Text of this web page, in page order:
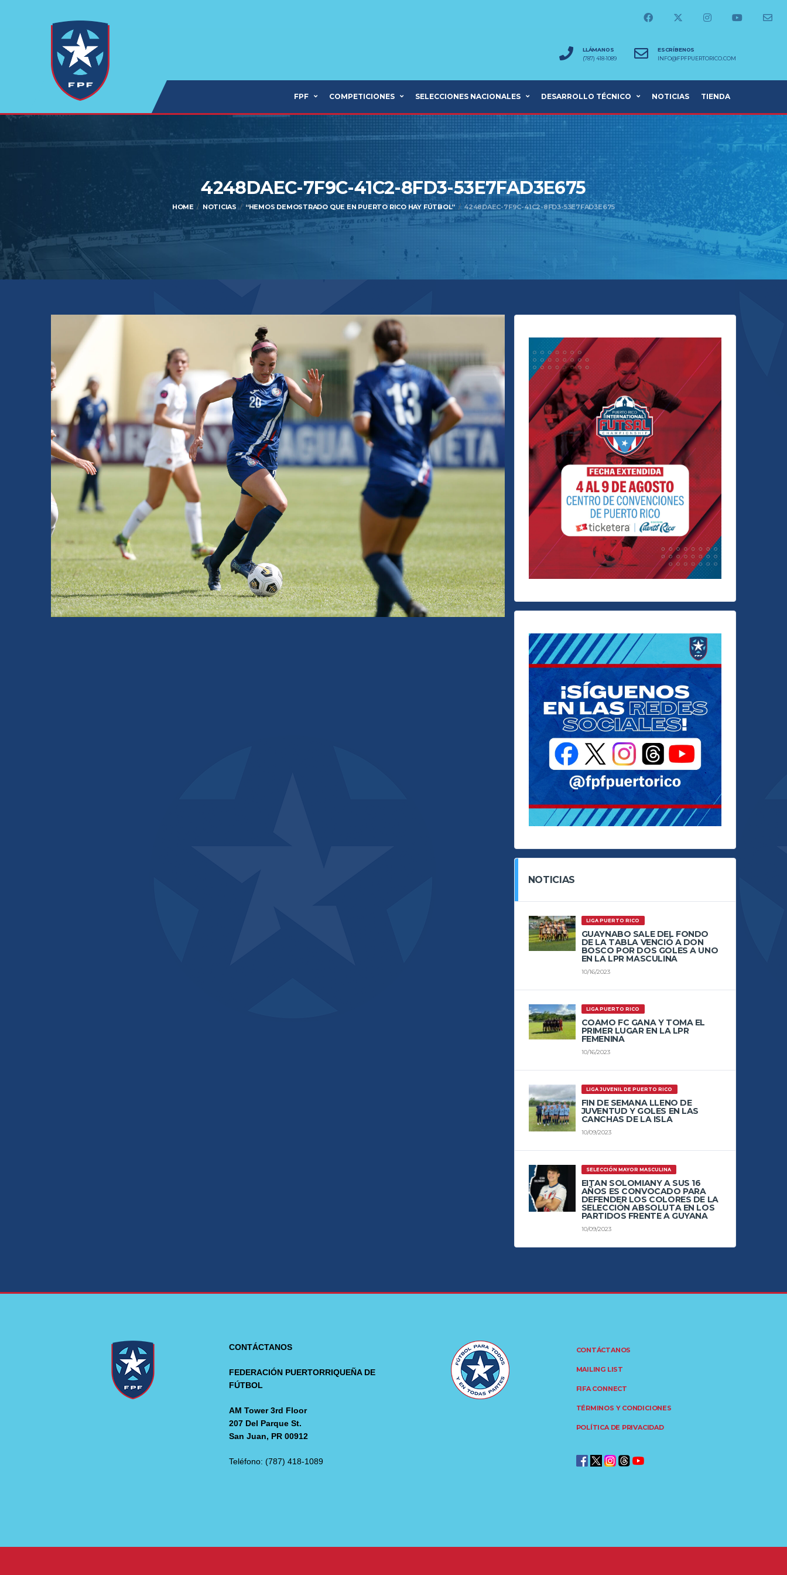
LLÁMANOS
(787) 418-1089
ESCRÍBENOS
INFO@FPFPUERTORICO.COM
FPF COMPETICIONES SELECCIONES NACIONALES DESARROLLO TÉCNICO NOTICIAS TIENDA
4248DAEC-7F9C-41C2-8FD3-53E7FAD3E675
HOME NOTICIAS “HEMOS DEMOSTRADO QUE EN PUERTO RICO HAY FÚTBOL” 4248DAEC-7F9C-41C2-8FD3-53E7FAD3E675
NOTICIAS
LIGA PUERTO RICO
GUAYNABO SALE DEL FONDO
DE LA TABLA VENCIÓ A DON
BOSCO POR DOS GOLES A UNO
EN LA LPR MASCULINA
10/16/2023
LIGA PUERTO RICO
COAMO FC GANA Y TOMA EL
PRIMER LUGAR EN LA LPR
FEMENINA
10/16/2023
LIGA JUVENIL DE PUERTO RICO
FIN DE SEMANA LLENO DE
JUVENTUD Y GOLES EN LAS
CANCHAS DE LA ISLA
10/09/2023
SELECCIÓN MAYOR MASCULINA
EITAN SOLOMIANY A SUS 16
AÑOS ES CONVOCADO PARA
DEFENDER LOS COLORES DE LA
SELECCIÓN ABSOLUTA EN LOS
PARTIDOS FRENTE A GUYANA
10/09/2023
CONTÁCTANOS
FEDERACIÓN PUERTORRIQUEÑA DE
FÚTBOL
AM Tower 3rd Floor
207 Del Parque St.
San Juan, PR 00912
Teléfono: (787) 418-1089
CONTÁCTANOS
MAILING LIST
FIFA CONNECT
TÉRMINOS Y CONDICIONES
POLÍTICA DE PRIVACIDAD